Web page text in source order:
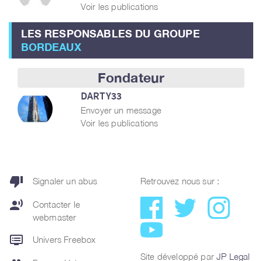
Voir les publications
LES RESPONSABLES DU GROUPE
BORDEAUX
Fondateur
DARTY33
Envoyer un message
Voir les publications
thumb_down Signaler un abus
record_voice_over
Contacter le
webmaster
dvr Univers Freebox
Retrouvez nous sur :
Site développé parJP Legal